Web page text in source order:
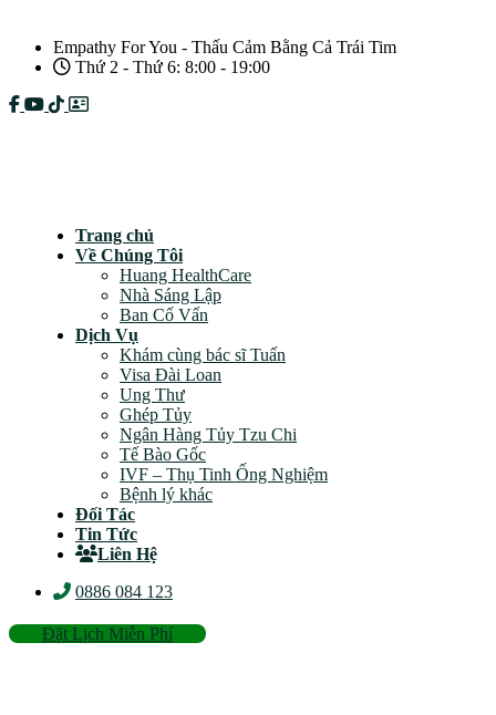
Empathy For You - Thấu Cảm Bằng Cả Trái Tim
Thứ 2 - Thứ 6: 8:00 - 19:00
Trang chủ
Về Chúng Tôi
Huang HealthCare
Nhà Sáng Lập
Ban Cố Vấn
Dịch Vụ
Khám cùng bác sĩ Tuấn
Visa Đài Loan
Ung Thư
Ghép Tủy
Ngân Hàng Tủy Tzu Chi
Tế Bào Gốc
IVF – Thụ Tinh Ống Nghiệm
Bệnh lý khác
Đối Tác
Tin Tức
Liên Hệ
0886 084 123
Đặt Lịch Miễn Phí